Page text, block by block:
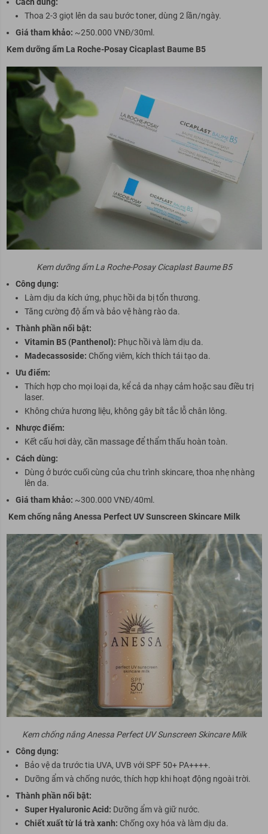
Thoa 2-3 giọt lên da sau bước toner, dùng 2 lần/ngày.
Giá tham khảo: ~250.000 VNĐ/30ml.
Kem dưỡng ẩm La Roche-Posay Cicaplast Baume B5
Kem dưỡng ẩm La Roche-Posay Cicaplast Baume B5
Công dụng:
Làm dịu da kích ứng, phục hồi da bị tổn thương.
Tăng cường độ ẩm và bảo vệ hàng rào da.
Thành phần nổi bật:
Vitamin B5 (Panthenol): Phục hồi và làm dịu da.
Madecassoside: Chống viêm, kích thích tái tạo da.
Ưu điểm:
Thích hợp cho mọi loại da, kể cả da nhạy cảm hoặc sau điều trị
laser.
Không chứa hương liệu, không gây bít tắc lỗ chân lông.
Nhược điểm:
Kết cấu hơi dày, cần massage để thẩm thấu hoàn toàn.
Cách dùng:
Dùng ở bước cuối cùng của chu trình skincare, thoa nhẹ nhàng
lên da.
Giá tham khảo: ~300.000 VNĐ/40ml.
Kem chống nắng Anessa Perfect UV Sunscreen Skincare Milk
Kem chống nắng Anessa Perfect UV Sunscreen Skincare Milk
Công dụng:
Bảo vệ da trước tia UVA, UVB với SPF 50+ PA++++.
Dưỡng ẩm và chống nước, thích hợp khi hoạt động ngoài trời.
Thành phần nổi bật:
Super Hyaluronic Acid: Dưỡng ẩm và giữ nước.
Chiết xuất từ lá trà xanh: Chống oxy hóa và làm dịu da.